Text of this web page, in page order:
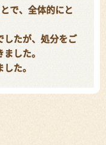
で、全体的にと
したが、処分をご
した。
た。